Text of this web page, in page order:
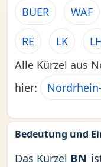
BUER WAF
RE LK
Alle Kürzel aus
hier:
Bedeutung und
Das Kürzel BN